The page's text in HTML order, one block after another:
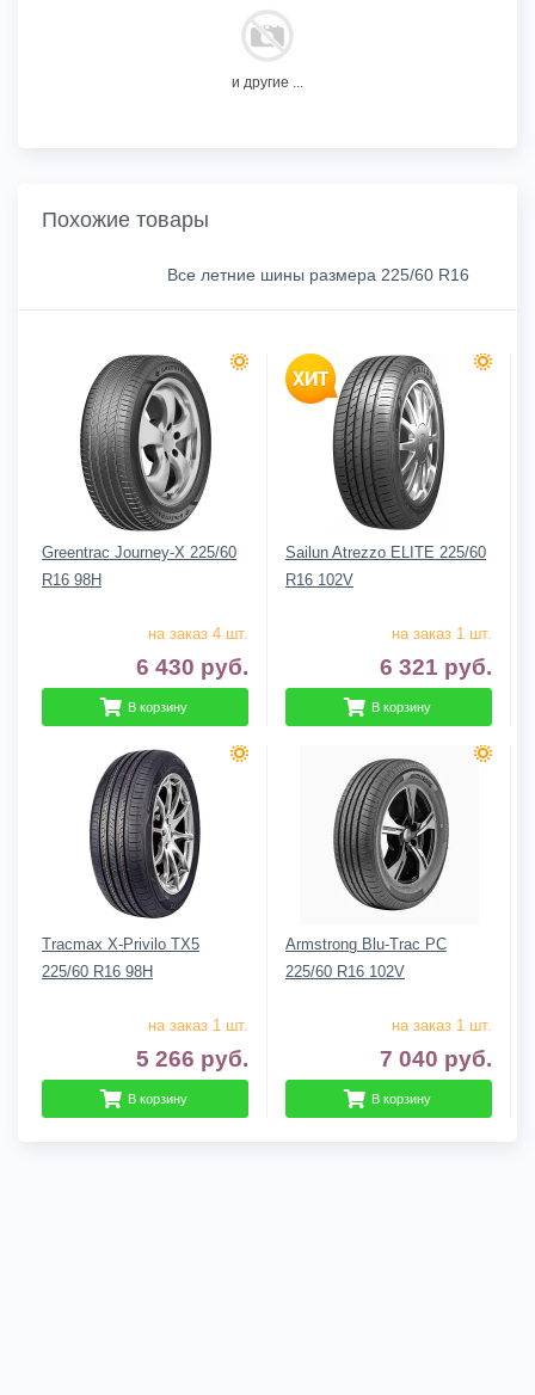
и другие ...
Похожие товары
Все летние шины размера 225/60 R16
Greentrac Journey-X 225/60
R16 98H
на заказ 4 шт.
6 430 руб.
В корзину
Sailun Atrezzo ELITE 225/60
R16 102V
на заказ 1 шт.
6 321 руб.
В корзину
Tracmax X-Privilo TX5
225/60 R16 98H
на заказ 1 шт.
5 266 руб.
В корзину
Armstrong Blu-Trac PC
225/60 R16 102V
на заказ 1 шт.
7 040 руб.
В корзину